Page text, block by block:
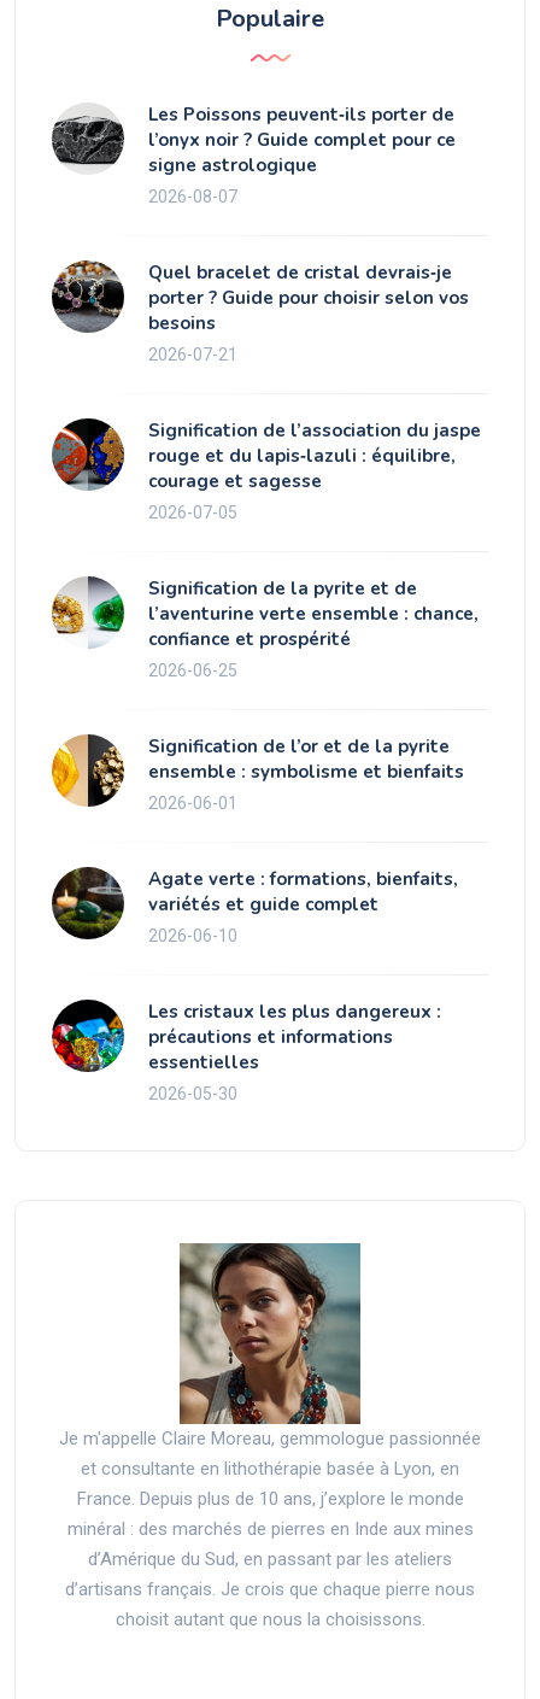
Populaire
Les Poissons peuvent‑ils porter de
l’onyx noir ? Guide complet pour ce
signe astrologique
2026-08-07
Quel bracelet de cristal devrais‑je
porter ? Guide pour choisir selon vos
besoins
2026-07-21
Signification de l’association du jaspe
rouge et du lapis‑lazuli : équilibre,
courage et sagesse
2026-07-05
Signification de la pyrite et de
l’aventurine verte ensemble : chance,
confiance et prospérité
2026-06-25
Signification de l’or et de la pyrite
ensemble : symbolisme et bienfaits
2026-06-01
Agate verte : formations, bienfaits,
variétés et guide complet
2026-06-10
Les cristaux les plus dangereux :
précautions et informations
essentielles
2026-05-30
Je m'appelle Claire Moreau, gemmologue passionnée
et consultante en lithothérapie basée à Lyon, en
France. Depuis plus de 10 ans, j’explore le monde
minéral : des marchés de pierres en Inde aux mines
d’Amérique du Sud, en passant par les ateliers
d’artisans français. Je crois que chaque pierre nous
choisit autant que nous la choisissons.